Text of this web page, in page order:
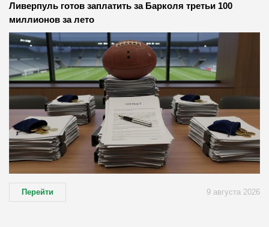
Ливерпуль готов заплатить за Барколя третьи 100
миллионов за лето
Перейти 9 августа 2026